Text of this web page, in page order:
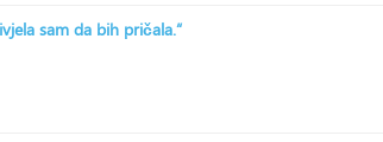
sam da bih pričala.“